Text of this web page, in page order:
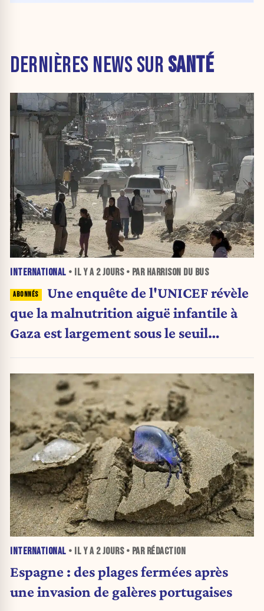
DERNIÈRES NEWS SUR SANTÉ
INTERNATIONAL • IL Y A 2 JOURS• PAR HARRISON DU BUS
Une enquête de l'UNICEF révèle
que la malnutrition aiguë infantile à
Gaza est largement sous le seuil
INTERNATIONAL • IL Y A 2 JOURS• PAR RÉDACTION
Espagne : des plages fermées après
une invasion de galères portugaises